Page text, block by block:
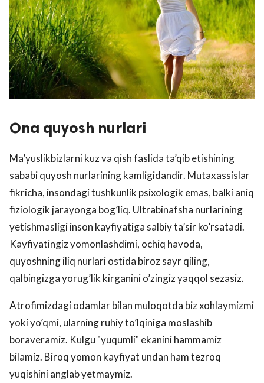
Ona quyosh nurlari
Ma’yuslikbizlarni kuz va qish faslida ta’qib etishining
sababi quyosh nurlarining kamligidandir. Mutaxassislar
fikricha, insondagi tushkunlik psixologik emas, balki aniq
fiziologik jarayonga bog’liq. Ultrabinafsha nurlarining
yetishmasligi inson kayfiyatiga salbiy ta’sir ko’rsatadi.
Kayfiyatingiz yomonlashdimi, ochiq havoda,
quyoshning iliq nurlari ostida biroz sayr qiling,
qalbingizga yorug’lik kirganini o’zingiz yaqqol sezasiz.
Atrofimizdagi odamlar bilan muloqotda biz xohlaymizmi
yoki yo’qmi, ularning ruhiy to’lqiniga moslashib
boraveramiz. Kulgu "yuqumli" ekanini hammamiz
bilamiz. Biroq yomon kayfiyat undan ham tezroq
yuqishini anglab yetmaymiz.